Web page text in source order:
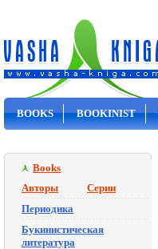
BOOKS BOOKINIST
Books
Авторы
Серии
Периодика
Букинистическая
литература